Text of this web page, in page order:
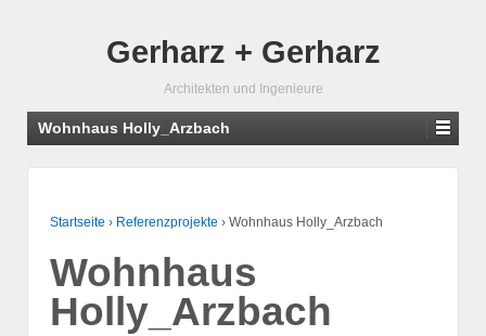
Gerharz + Gerharz
Architekten und Ingenieure
Wohnhaus Holly_Arzbach
Startseite › Referenzprojekte › Wohnhaus Holly_Arzbach
Wohnhaus
Holly_Arzbach